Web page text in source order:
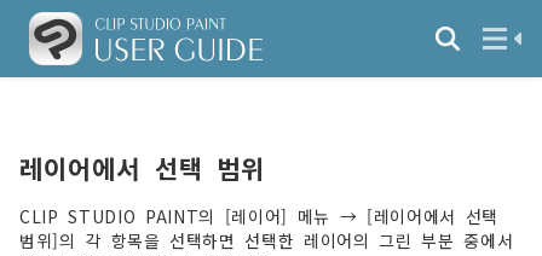
레이어에서 선택 범위
CLIP STUDIO PAINT의 [레이어] 메뉴 → [레이어에서 선택
범위]의 각 항목을 선택하면 선택한 레이어의 그린 부분 중에서